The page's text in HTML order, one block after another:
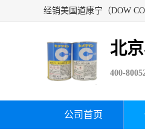
北
400-
公司首页